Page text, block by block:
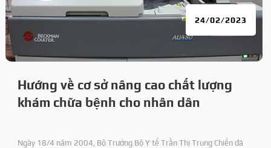
Hướng về cơ sở nâng cao chất lượng
khám chữa bệnh cho nhân dân
24/02/2023
Ngày 18/4 năm 2004, Bộ Trưởng Bộ Y tế Trần Thị Trung Chiến đã